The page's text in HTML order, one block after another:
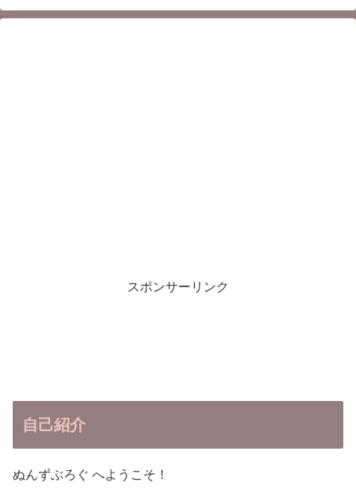
スポンサーリンク
自己紹介
ぬんずぶろぐ へようこそ！